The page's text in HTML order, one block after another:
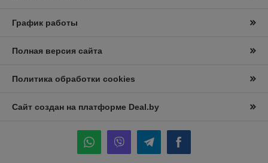
График работы
Полная версия сайта
Политика обработки cookies
Сайт создан на платформе Deal.by